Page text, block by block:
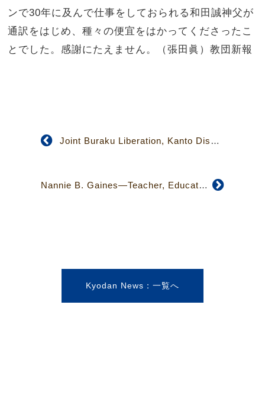
ンで30年に及んで仕事をしておられる和田誠神父が
通訳をはじめ、種々の便宜をはかってくださったこ
とでした。感謝にたえません。（張田眞）教団新報
Joint Buraku Liberation, Kanto District Caravan Held June-July 2011
Nannie B. Gaines—Teacher, Educator, Missionary, and Founder of Hiroshima Jogakuin
Kyodan News